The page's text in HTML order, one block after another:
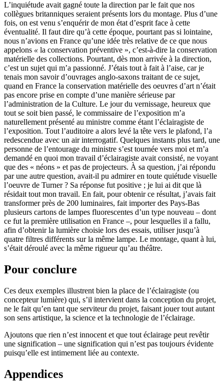
L’inquiétude avait gagné toute la direction par le fait que nos
collègues britanniques seraient présents lors du montage. Plus d’une
fois, on est venu s’enquérir de mon état d’esprit face à cette
éventualité. Il faut dire qu’à cette époque, pourtant pas si lointaine,
nous n’avions en France qu’une idée très relative de ce que nous
appelons « la conservation préventive », c’est-à-dire la conservation
matérielle des collections. Pourtant, dès mon arrivée à la direction,
c’est un sujet qui m’a passionné. J’étais tout à fait à l’aise, car je
tenais mon savoir d’ouvrages anglo-saxons traitant de ce sujet,
quand en France la conservation matérielle des oeuvres d’art n’était
pas encore prise en compte d’une manière sérieuse par
l’administration de la Culture. Le jour du vernissage, heureux que
tout se soit bien passé, le commissaire de l’exposition m’a
naturellement présenté au ministre comme étant l’éclairagiste de
l’exposition. Tout l’auditoire a alors levé la tête vers le plafond, l’a
redescendue avec un air interrogatif. Quelques instants plus tard, une
personne de l’entourage du ministre s’est tournée vers moi et m’a
demandé en quoi mon travail d’éclairagiste avait consisté, ne voyant
que des « néons » et pas de projecteurs. À sa question, j’ai répondu
par une autre question, avait-il pu admirer en toute quiétude visuelle
l’oeuvre de Turner ? Sa réponse fut positive ; je lui ai dit que là
résidait tout mon travail. En fait, pour obtenir ce résultat, j’avais fait
transformer près de 200 luminaires, fait importer des Pays-Bas
plusieurs cartons de lampes fluorescentes d’un type nouveau – dont
ce fut la première utilisation en France –, pour lesquelles il a fallu,
afin d’obtenir la lumière choisie lors des essais, utiliser jusqu’à
quatre filtres différents sur la même lampe. Le montage, quant à lui,
s’était déroulé avec la même rigueur qu’au théâtre.
Pour conclure
Ces deux exemples illustrent bien la place de l’éclairagiste (ou
concepteur lumière) qui, s’il intervient dans la conception du projet,
ne le fait qu’en tant que serviteur du projet, faisant jouer tout autant
son sens artistique, la science et la technologie de l’éclairage.
Ajoutons que rien n’est innocent et que tout éclairage peut revêtir
une signification – une signification qui n’est pas toujours évidente
puisqu’elle est intimement liée au contexte.
Appendices